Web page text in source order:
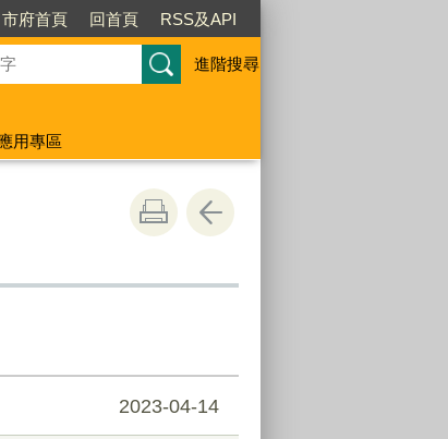
市府首頁 回首頁 RSS及API
進階搜尋
用專區
2023-04-14